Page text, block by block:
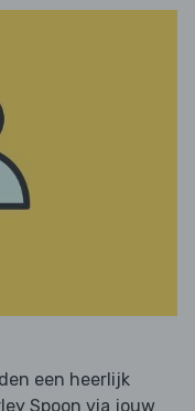
een heerlijk
Spoon via jouw